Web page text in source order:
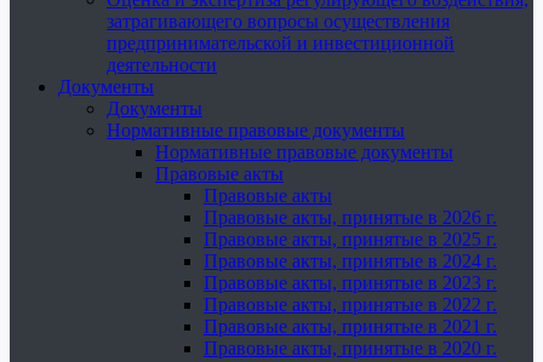
затрагивающего вопросы осуществления
предпринимательской и инвестиционной
деятельности
Документы
Документы
Нормативные правовые документы
Нормативные правовые документы
Правовые акты
Правовые акты
Правовые акты, принятые в 2026 г.
Правовые акты, принятые в 2025 г.
Правовые акты, принятые в 2024 г.
Правовые акты, принятые в 2023 г.
Правовые акты, принятые в 2022 г.
Правовые акты, принятые в 2021 г.
Правовые акты, принятые в 2020 г.